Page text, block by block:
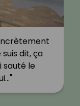
dit, ça
sauté le